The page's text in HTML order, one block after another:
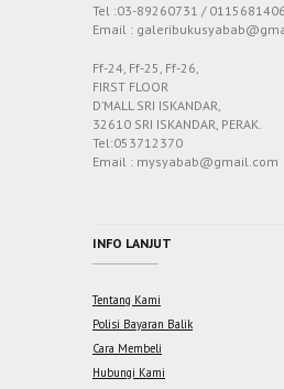
Tel :03-89260731 /
Email :
Ff-24, Ff-25, Ff-26,
FIRST FLOOR
D’MALL SRI ISKANDAR,
32610 SRI ISKANDAR, PERAK.
Tel:053712370
Email : mysyabab@gmail.com
INFO LANJUT
Tentang Kami
Polisi Bayaran Balik
Cara Membeli
Hubungi Kami